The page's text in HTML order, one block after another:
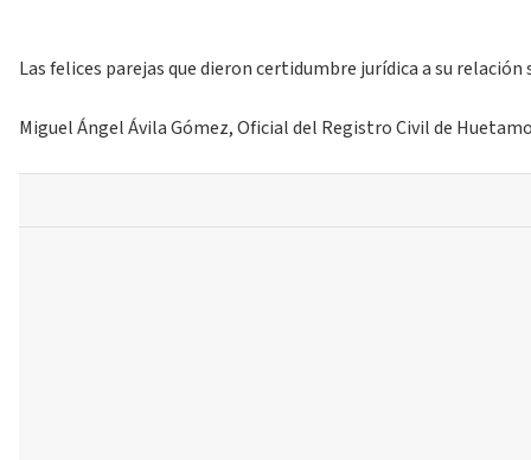
Las felices parejas que dieron certidumbre jurídica a su
Miguel Ángel Ávila Gómez, Oficial del Registro Civil de